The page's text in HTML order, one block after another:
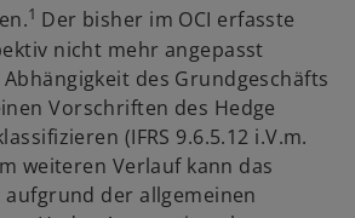
1 Der bisher im OCI erfasste
nicht mehr angepasst
des Grundgeschäfts
Vorschriften des Hedge
(IFRS 9.6.5.12 i.V.m.
weiteren Verlauf kann das
der allgemeinen